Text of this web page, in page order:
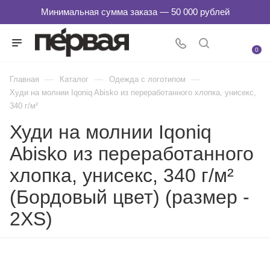
0
Главная — Каталог — Одежда с логотипом —
Худи на молнии Iqoniq Abisko из переработанного хлопка, унисекс,
340 г/м²
Худи на молнии Iqoniq
Abisko из переработанного
хлопка, унисекс, 340 г/м²
(Бордовый цвет) (размер -
2XS)